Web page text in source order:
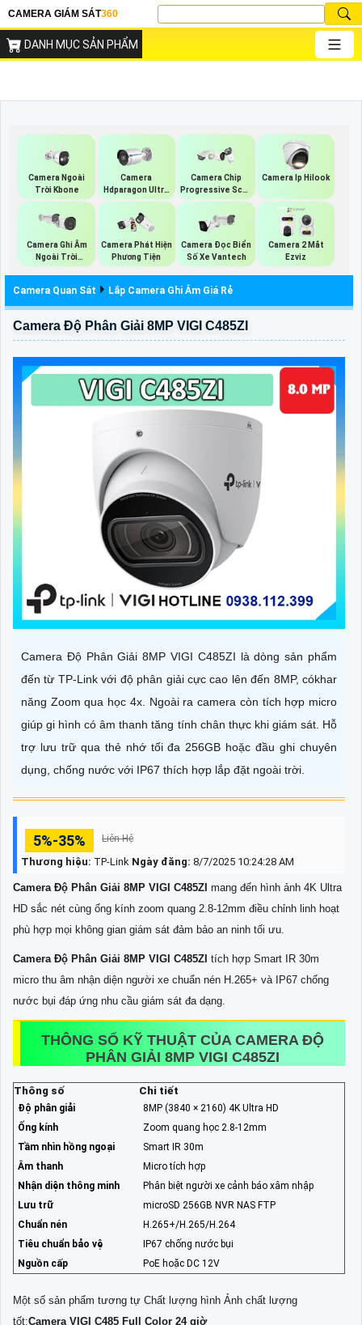
CAMERA GIÁM SÁT360
DANH MỤC SẢN PHẨM
Camera Ngoài
Trời Kbone
Camera
Hdparagon Ultra
2K
Camera Chip
Progressive Scan
CMOS Hikvision
Camera Ip Hilook
Camera Ghi Âm
Ngoài Trời
Vantech
Camera Phát Hiện
Phương Tiện
Camera Đọc Biển
Số Xe Vantech
Camera 2 Mắt
Ezviz
Camera Quan Sát Lắp Camera Ghi Âm Giá Rẻ
Camera Độ Phân Giải 8MP VIGI C485ZI
Camera Độ Phân Giải 8MP VIGI C485ZI là dòng sản phẩm
đến từ TP-Link với độ phân giải cực cao lên đến 8MP, cókhar
năng Zoom qua học 4x. Ngoài ra camera còn tích hợp micro
giúp gi hình có âm thanh tăng tính chân thực khi giám sát. Hỗ
trợ lưu trữ qua thẻ nhớ tối đa 256GB hoặc đầu ghi chuyên
dụng, chống nước với IP67 thích hợp lắp đặt ngoài trời.
5%-35% Liên Hệ
Thương hiệu: TP-Link Ngày đăng: 8/7/2025 10:24:28 AM
Camera Độ Phân Giải 8MP VIGI C485ZI mang đến hình ảnh 4K Ultra
HD sắc nét cùng ống kính zoom quang 2.8-12mm điều chỉnh linh hoạt
phù hợp mọi không gian giám sát đảm bảo an ninh tối ưu.
Camera Độ Phân Giải 8MP VIGI C485ZI tích hợp Smart IR 30m
micro thu âm nhận diện người xe chuẩn nén H.265+ và IP67 chống
nước bụi đáp ứng nhu cầu giám sát đa dạng.
THÔNG SỐ KỸ THUẬT CỦA CAMERA ĐỘ
PHÂN GIẢI 8MP VIGI C485ZI
Thông số Chi tiết
Độ phân giải
8MP (3840 × 2160) 4K Ultra HD
Ống kính
Zoom quang học 2.8-12mm
Tầm nhìn hồng ngoại
Smart IR 30m
Âm thanh
Micro tích hợp
Nhận diện thông minh
Phân biệt người xe cảnh báo xâm nhập
Lưu trữ
microSD 256GB NVR NAS FTP
Chuẩn nén
H.265+/H.265/H.264
Tiêu chuẩn bảo vệ
IP67 chống nước bụi
Nguồn cấp
PoE hoặc DC 12V
Một số sản phẩm tương tự Chất lượng hình Ảnh chất lượng
tốt:Camera VIGI C485 Full Color 24 giờ